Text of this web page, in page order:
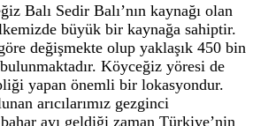
Balı Sedir Balı’nın kaynağı olan
büyük bir kaynağa sahiptir.
değişmekte olup yaklaşık 450 bin
Köyceğiz yöresi de
yapan önemli bir lokasyondur.
arıcılarımız gezginci
ayı geldiği zaman Türkiye’nin